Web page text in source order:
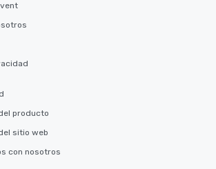
producto
sitio web
con nosotros